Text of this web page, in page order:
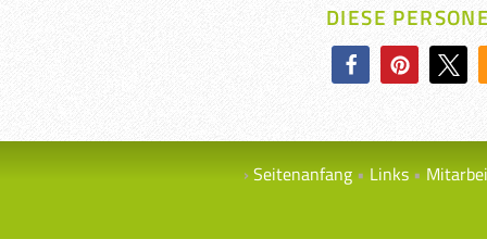
DIESE
Seitenanfang Links